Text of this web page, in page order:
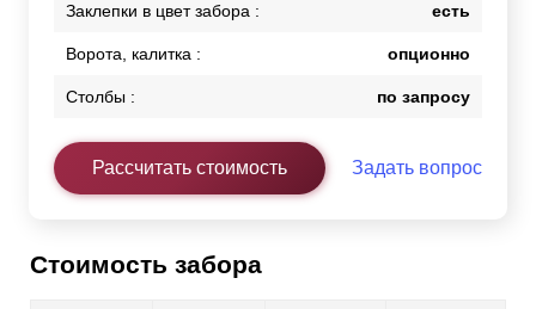
Заклепки в цвет забора : есть
Ворота, калитка : опционно
Столбы : по запросу
Рассчитать стоимость Задать вопрос
Стоимость забора